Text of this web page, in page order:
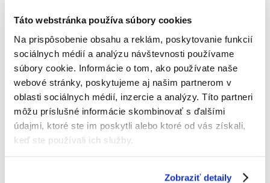
Táto webstránka používa súbory cookies
Na prispôsobenie obsahu a reklám, poskytovanie funkcií
sociálnych médií a analýzu návštevnosti používame
súbory cookie. Informácie o tom, ako používate naše
webové stránky, poskytujeme aj našim partnerom v
oblasti sociálnych médií, inzercie a analýzy. Títo partneri
môžu príslušné informácie skombinovať s ďalšími
údajmi, ktoré ste im poskytli alebo ktoré od vás získali,
keď ste používali ich služby.
Zobraziť detaily
100%
Recommend
100% ZÁKAZNÍCI ODPORÚČAJÚ TENTO PRODUKT
NAPÍSAŤ RECENZIU